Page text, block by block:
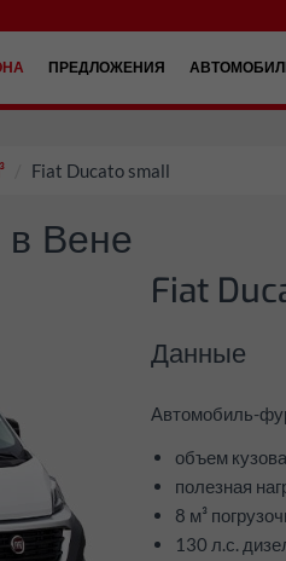
ПРЕДЛОЖЕНИЯ
Fiat Ducato small
Вене
Fiat
Данные
Автомобиль-
объем
полезная
8 м³
130 л.с.